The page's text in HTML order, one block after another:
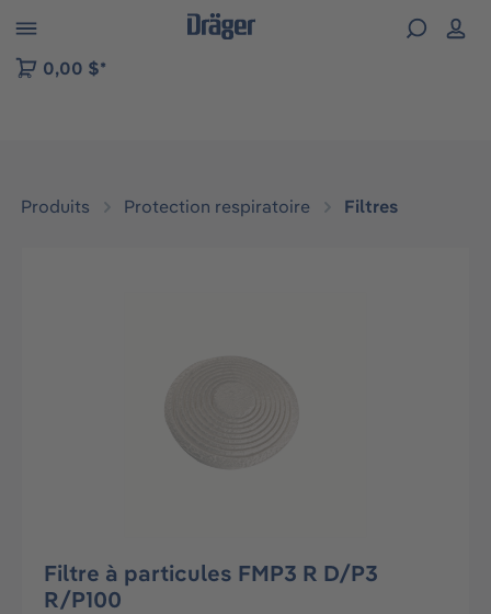
to B2B platform navigation
0,00 $*
Produits Protection respiratoire Filtres
Filtre à particules FMP3 R D/P3
R/P100